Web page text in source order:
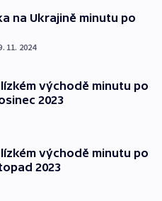
na Ukrajině minutu po
11. 2024
východě minutu po
2023
východě minutu po
2023